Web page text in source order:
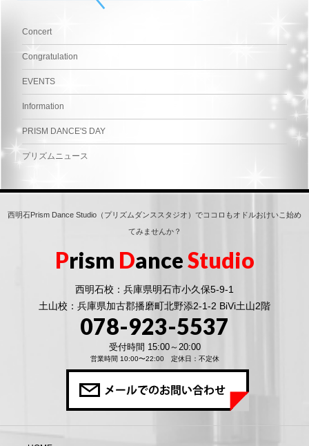
Concert
Congratulation
EVENTS
Information
PRISM DANCE'S DAY
プリズムニュース
西明石Prism Dance Studio（プリズムダンススタジオ）でココロもオドルおけいこ始め
てみませんか？
Prism DanceStudio
西明石校：兵庫県明石市小久保5-9-1
土山校：兵庫県加古郡播磨町北野添2-1-2 BiVi土山2階
078-923-5537
受付時間 15:00～20:00
営業時間 10:00〜22:00 定休日：不定休